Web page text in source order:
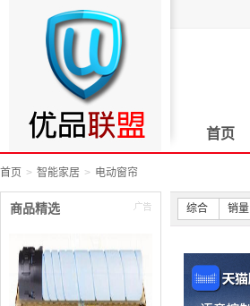
首页
首页 智能家居 电动窗帘
商品精选 综合 销量